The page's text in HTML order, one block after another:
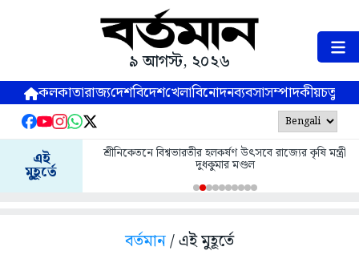
৯ আগস্ট, ২০২৬
কলকাতারাজ্যদেশবিদেশখেলাবিনোদনব্যবসাসম্পাদকীয়
এই
মুহূর্তে
শ্রীনিকেতনে বিশ্বভারতীর হলকর্ষণ উৎসবে রাজ্যের কৃষি মন্ত্রী
দুধকুমার মণ্ডল
বর্তমান/ এই মুহূর্তে